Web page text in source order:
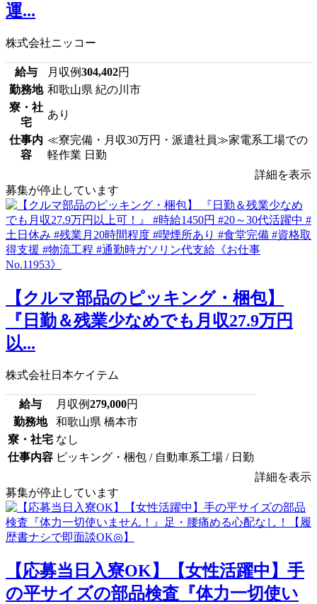
運...
株式会社ニッコー
給与 月収例304,402円
勤務地 和歌山県 紀の川市
寮・社
宅
あり
仕事内
容
≪寮完備・月収30万円・派遣社員≫家電系工場での
軽作業 日勤
詳細を表示
募集が停止しています
【クルマ部品のピッキング・梱包】
『日勤＆残業少なめでも月収27.9万円
以...
株式会社日本ケイテム
給与 月収例279,000円
勤務地
和歌山県 橋本市
寮・社宅 なし
仕事内容 ピッキング・梱包 / 自動車系工場 / 日勤
詳細を表示
募集が停止しています
【応募当日入寮OK】【女性活躍中】手
の平サイズの部品検査『体力一切使い